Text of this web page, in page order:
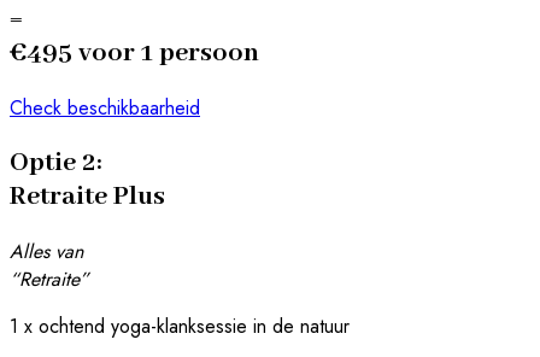
=
€495 voor 1 persoon
Check beschikbaarheid
Optie 2:
Retraite Plus
Alles van
“Retraite”
1 x ochtend yoga-klanksessie in de natuur